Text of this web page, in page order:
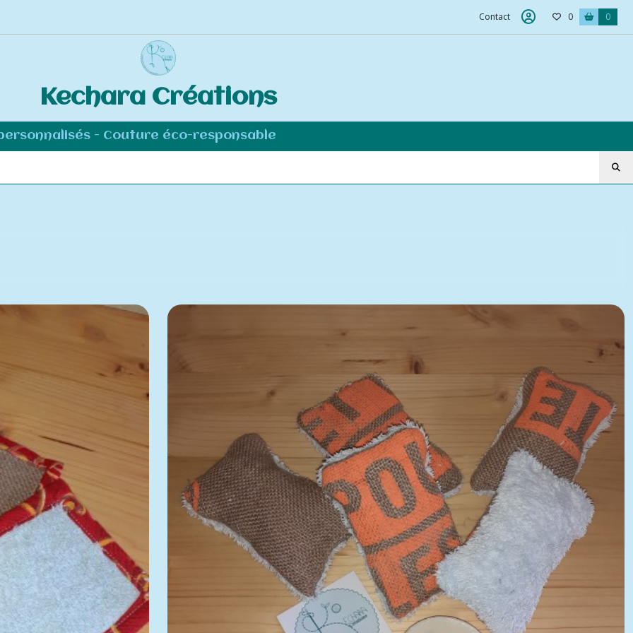
Contact 0 0
Kechara Créations
- Couture éco-responsable